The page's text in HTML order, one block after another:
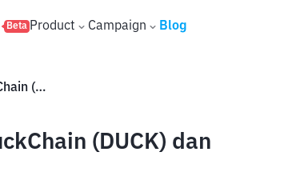
Beta Product Campaign Blog
Panduan Lengkap Airdrop DuckChain (DUCK) dan Roadmap 2025
(DUCK) dan